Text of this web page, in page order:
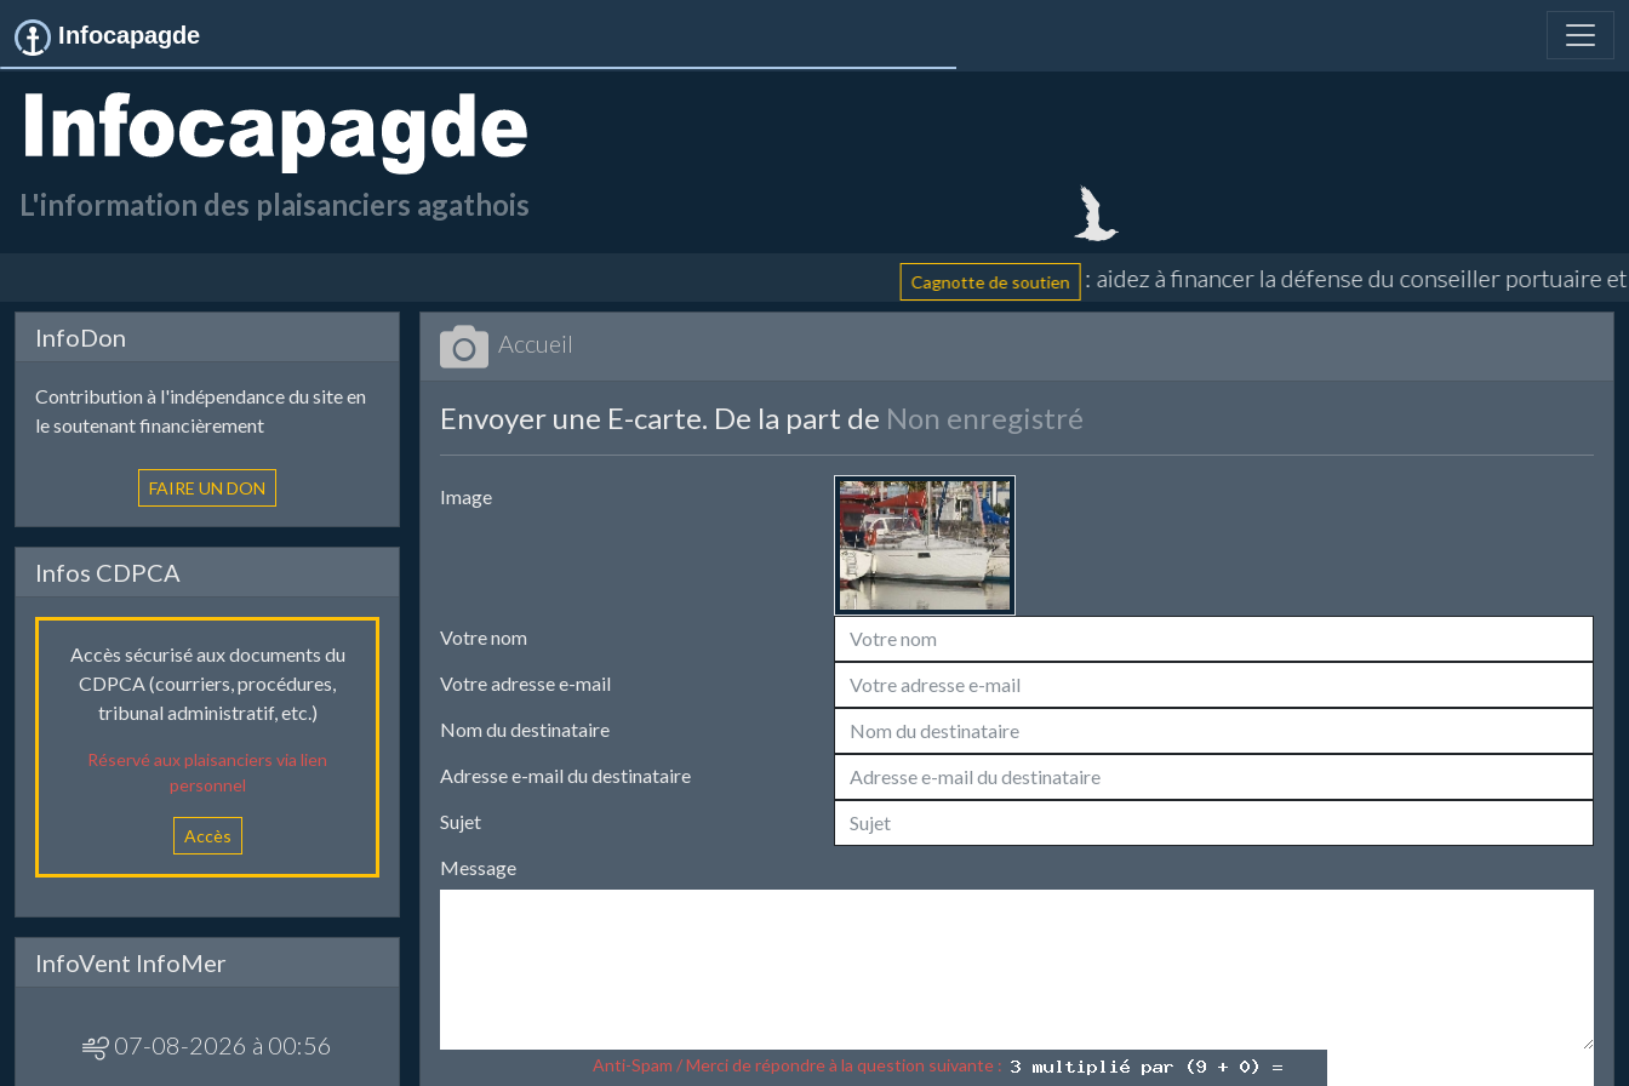
Infocapagde
L'information des plaisanciers agathois
Cagnotte de soutien : aidez à financer la défense du conseiller portuaire et
InfoDon
Contribution à l'indépendance du site en
le soutenant financièrement
Infos CDPCA
Accès sécurisé aux documents du
CDPCA (courriers, procédures,
tribunal administratif, etc.)
Réservé aux plaisanciers via lien
personnel
Accès
InfoVent InfoMer
07-08-2026 à 00:56
Accueil
Envoyer une E-carte. De la part de Non enregistré
Image
Votre nom
Votre adresse e-mail
Nom du destinataire
Adresse e-mail du destinataire
Sujet
Message
Anti-Spam / Merci de répondre à la question suivante :